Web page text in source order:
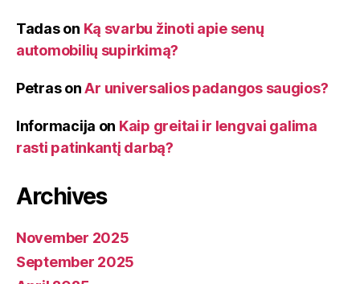
Tadason Ką svarbu žinoti apie senų
automobilių supirkimą?
PetrasonAr universalios padangos saugios?
Informacija on Kaip greitai ir lengvai galima
rasti patinkantį darbą?
Archives
November 2025
September 2025